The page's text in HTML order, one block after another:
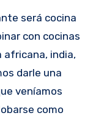
será cocina
con cocinas
africana, india,
darle una
veníamos
como